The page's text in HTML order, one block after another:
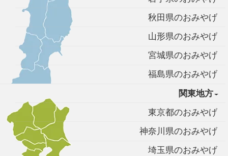
秋田県のおみやげ
山形県のおみやげ
宮城県のおみやげ
福島県のおみやげ
関東地方
東京都のおみやげ
神奈川県のおみやげ
埼玉県のおみやげ